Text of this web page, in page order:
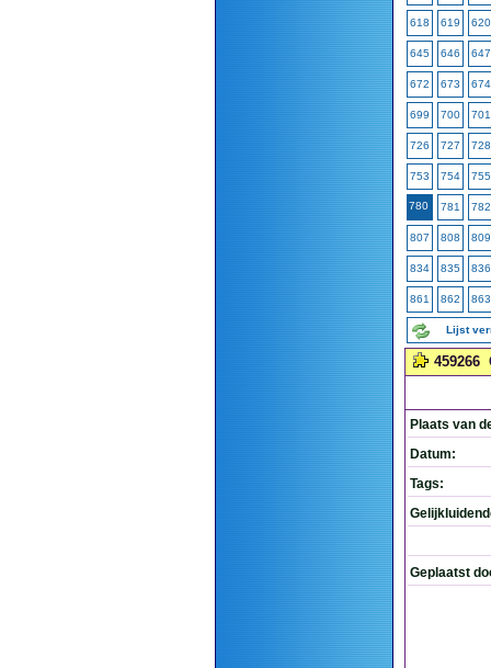
618 619 620
645 646 647
672 673 674
699 700 701
726 727 728
753 754 755
780 781 782
807 808 809
834 835 836
861 862 863
Lijst
459266
Plaats van
Datum:
Tags:
Geplaatst